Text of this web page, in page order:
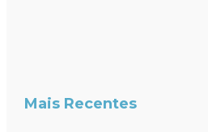
Mais Recentes